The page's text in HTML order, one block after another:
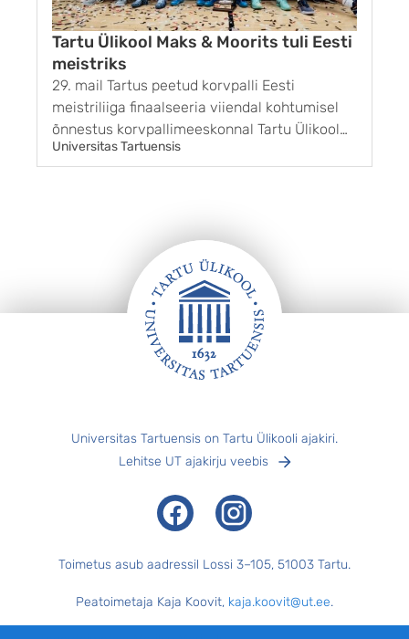
Tartu Ülikool Maks & Moorits tuli Eesti
meistriks
29. mail Tartus peetud korvpalli Eesti
meistriliiga finaalseeria viiendal kohtumisel
õnnestus korvpallimeeskonnal Tartu Ülikool
Maks & Moorits võita BC Kalev/Cramo
võistkonda tulemusega 85 : 65. Sellega sai
Universitas Tartuensis
Universitas Tartuensis on Tartu Ülikooli ajakiri.
Lehitse UT ajakirju veebis
FacebookInstagram
Toimetus asub aadressil Lossi 3–105, 51003 Tartu.
Peatoimetaja Kaja Koovit, kaja.koovit@ut.ee.